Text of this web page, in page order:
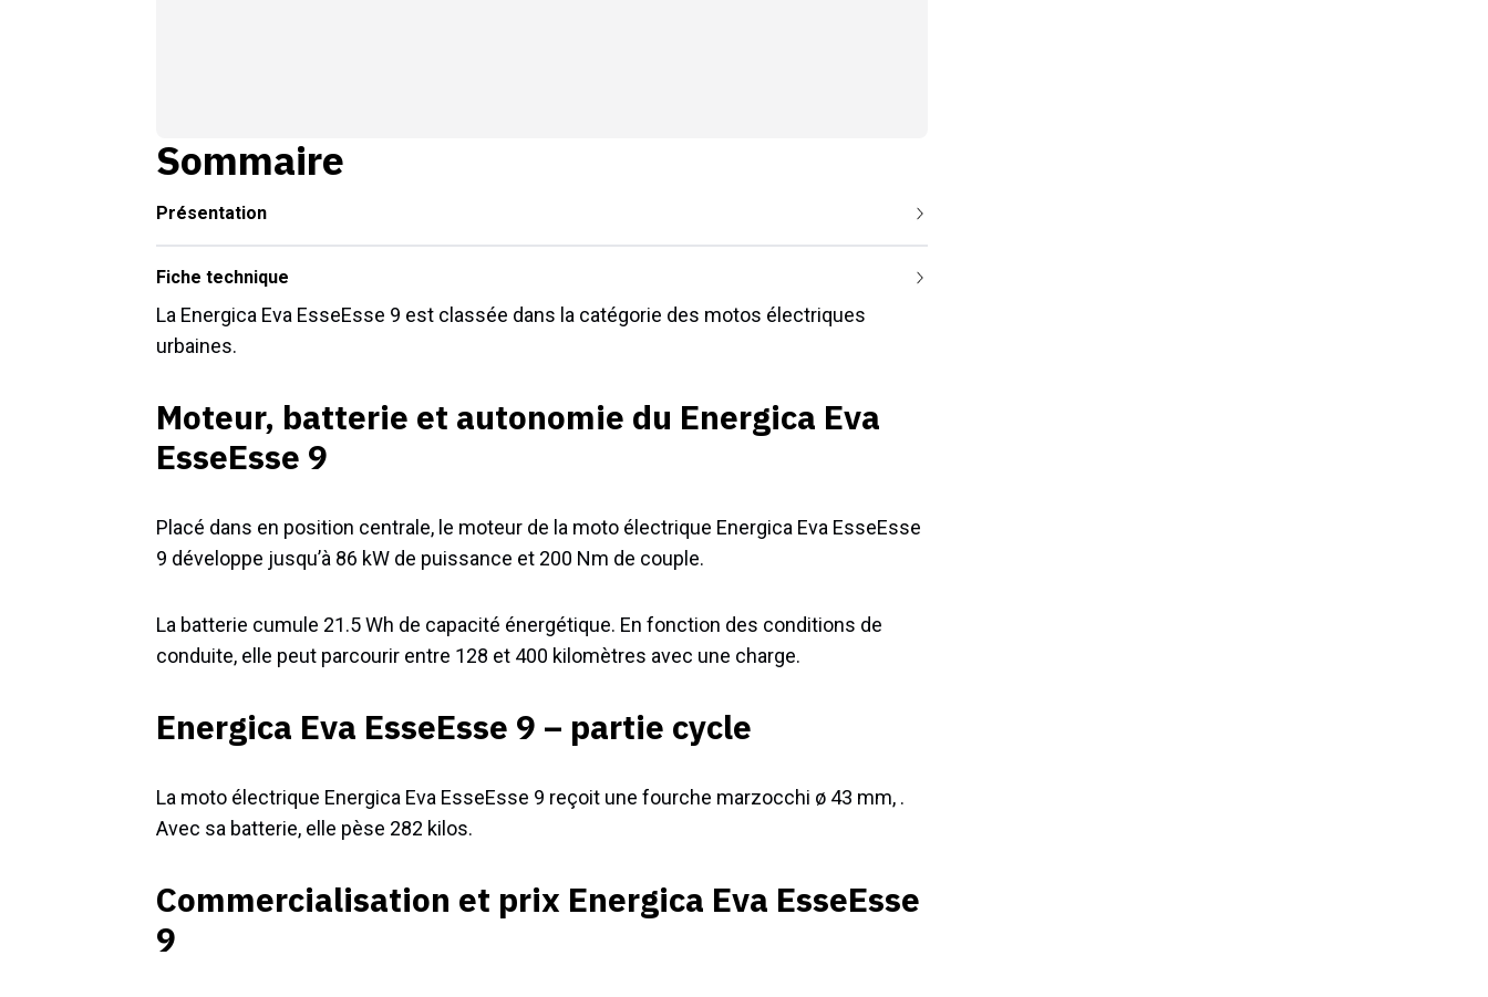
Sommaire
Présentation
Fiche technique
La Energica Eva EsseEsse 9 est classée dans la catégorie des motos électriques
urbaines.
Moteur, batterie et autonomie du Energica Eva
EsseEsse 9
Placé dans en position centrale, le moteur de la moto électrique Energica Eva EsseEsse
9 développe jusqu’à 86 kW de puissance et 200 Nm de couple.
La batterie cumule 21.5 Wh de capacité énergétique. En fonction des conditions de
conduite, elle peut parcourir entre 128 et 400 kilomètres avec une charge.
Energica Eva EsseEsse 9 – partie cycle
La moto électrique Energica Eva EsseEsse 9 reçoit une fourche marzocchi ø 43 mm, .
Avec sa batterie, elle pèse 282 kilos.
Commercialisation et prix Energica Eva EsseEsse
9